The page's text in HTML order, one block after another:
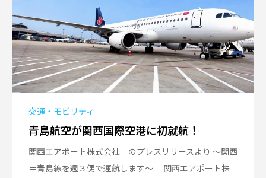
交通・モビリティ
青島航空が関西国際空港に初就航！
関西エアポート株式会社 のプレスリリースより ～関西
＝青島線を週３便で運航します～ 関西エアポート株